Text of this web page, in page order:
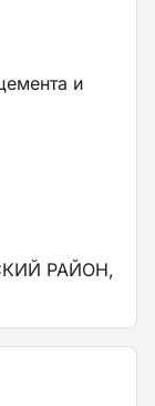
и
РАЙОН,